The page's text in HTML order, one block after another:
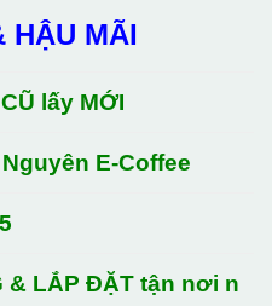
HẬU MÃI
lấy MỚI
E-Coffee
& LẮP ĐẶT tận nơi n